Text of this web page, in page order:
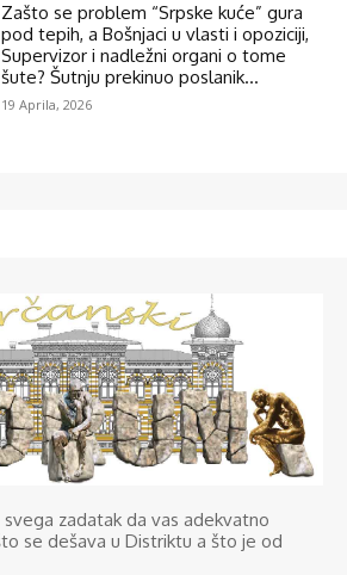
Zašto se problem “Srpske kuće” gura
pod tepih, a Bošnjaci u vlasti i opoziciji,
Supervizor i nadležni organi o tome
šute? Šutnju prekinuo poslanik...
19 Aprila, 2026
zadatak da vas adekvatno
se dešava u Distriktu a što je od